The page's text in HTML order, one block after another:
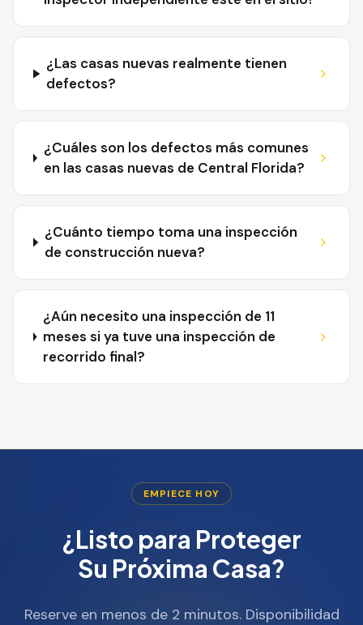
¿Las casas nuevas realmente tienen
defectos?
¿Cuáles son los defectos más comunes
en las casas nuevas de Central Florida?
¿Cuánto tiempo toma una inspección
de construcción nueva?
¿Aún necesito una inspección de 11
meses si ya tuve una inspección de
recorrido final?
EMPIECE HOY
¿Listo para Proteger
Su Próxima Casa?
Reserve en menos de 2 minutos. Disponibilidad